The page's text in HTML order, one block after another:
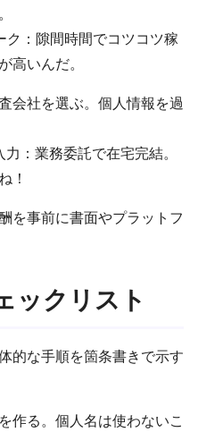
：隙間時間でコツコツ稼
高いんだ。
会社を選ぶ。個人情報を過
：業務委託で在宅完結。
！
を事前に書面やプラットフ
ックリスト
的な手順を箇条書きで示す
作る。個人名は使わないこ